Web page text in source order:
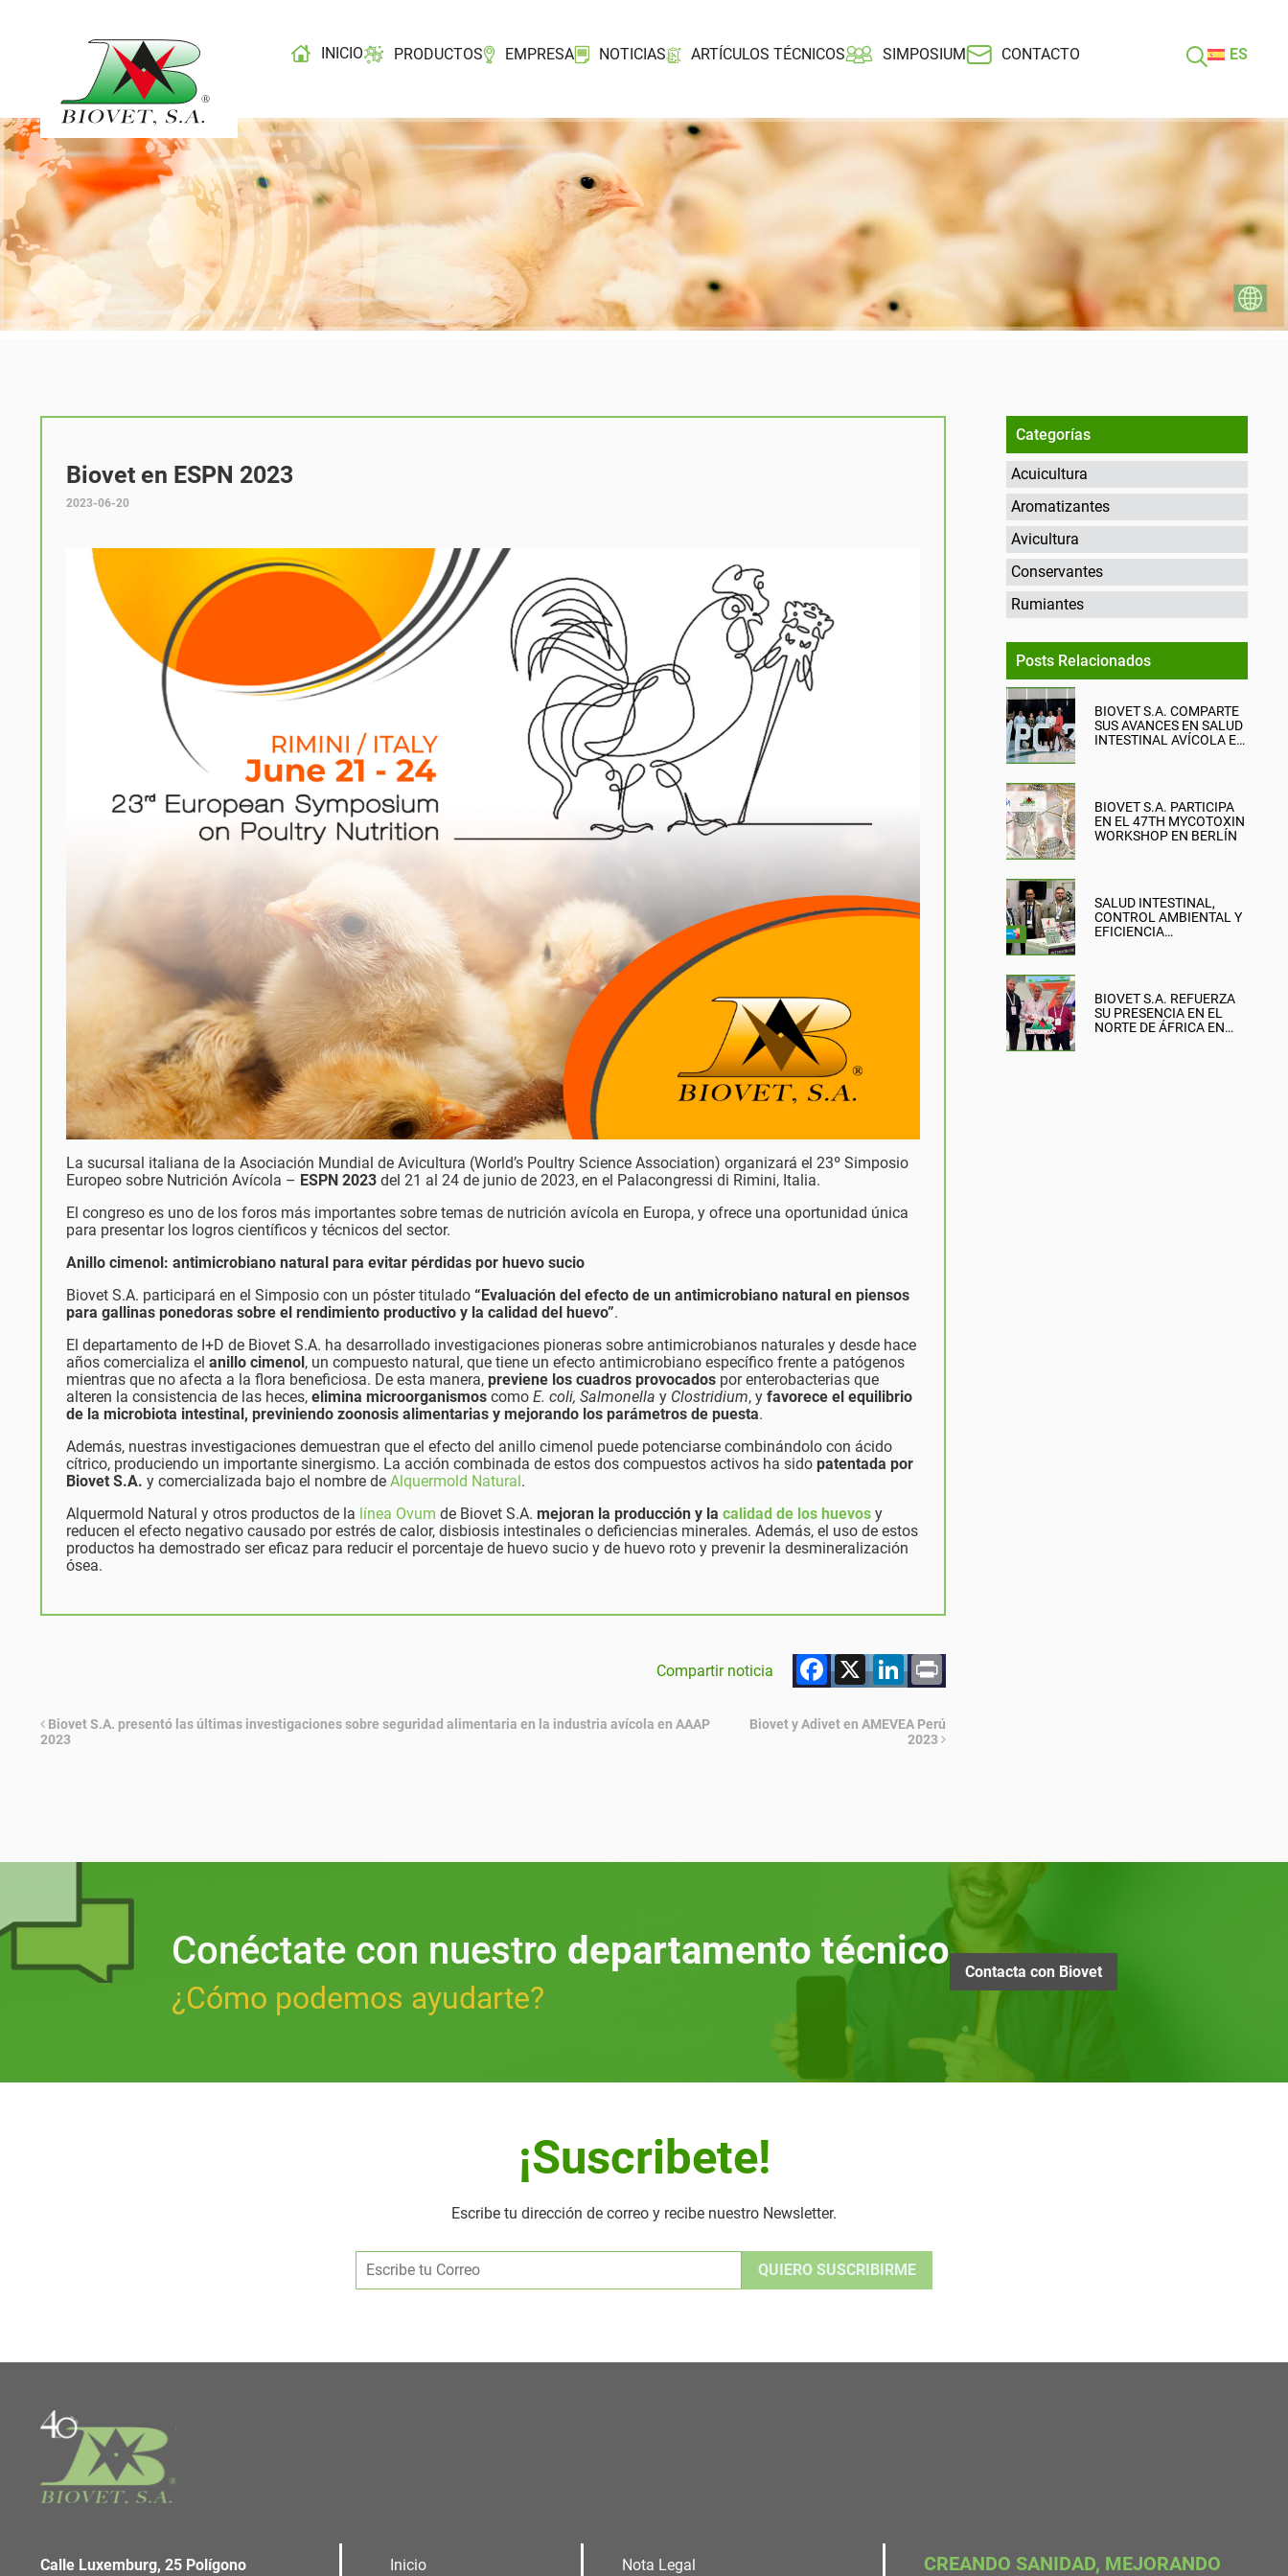
INICIO PRODUCTOS EMPRESA NOTICIAS ARTÍCULOS TÉCNICOS SIMPOSIUM CONTACTO ES
Biovet en ESPN 2023
2023-06-20
La sucursal italiana de la Asociación Mundial de Avicultura (World’s Poultry Science Association) organizará el 23º Simposio
Europeo sobre Nutrición Avícola – ESPN 2023 del 21 al 24 de junio de 2023, en el Palacongressi di Rimini, Italia.
El congreso es uno de los foros más importantes sobre temas de nutrición avícola en Europa, y ofrece una oportunidad única
para presentar los logros científicos y técnicos del sector.
Anillo cimenol: antimicrobiano natural para evitar pérdidas por huevo sucio
Biovet S.A. participará en el Simposio con un póster titulado “Evaluación del efecto de un antimicrobiano natural en piensos
para gallinas ponedoras sobre el rendimiento productivo y la calidad del huevo”.
El departamento de I+D de Biovet S.A. ha desarrollado investigaciones pioneras sobre antimicrobianos naturales y desde hace
años comercializa el anillo cimenol, un compuesto natural, que tiene un efecto antimicrobiano específico frente a patógenos
mientras que no afecta a la flora beneficiosa. De esta manera, previene los cuadros provocados por enterobacterias que
alteren la consistencia de las heces, elimina microorganismos como E. coli, Salmonella y Clostridium, y favorece el equilibrio
de la microbiota intestinal, previniendo zoonosis alimentarias y mejorando los parámetros de puesta.
Además, nuestras investigaciones demuestran que el efecto del anillo cimenol puede potenciarse combinándolo con ácido
cítrico, produciendo un importante sinergismo. La acción combinada de estos dos compuestos activos ha sido patentada por
Biovet S.A. y comercializada bajo el nombre de Alquermold Natural.
Alquermold Natural y otros productos de la línea Ovum de Biovet S.A. mejoran la producción y la calidad de los huevos y
reducen el efecto negativo causado por estrés de calor, disbiosis intestinales o deficiencias minerales. Además, el uso de estos
productos ha demostrado ser eficaz para reducir el porcentaje de huevo sucio y de huevo roto y prevenir la desmineralización
ósea.
Compartir noticia Facebook
X LinkedIn
Print
Biovet S.A. presentó las últimas investigaciones sobre seguridad alimentaria en la industria avícola en AAAP
2023
Biovet y Adivet en AMEVEA Perú
2023
Categorías
Acuicultura
Aromatizantes
Avicultura
Conservantes
Rumiantes
Posts Relacionados
BIOVET S.A. COMPARTE
SUS AVANCES EN SALUD
INTESTINAL AVÍCOLA EN
BIOVET S.A. PARTICIPA
EN EL 47TH MYCOTOXIN
WORKSHOP EN BERLÍN
SALUD INTESTINAL,
CONTROL AMBIENTAL Y
EFICIENCIA
BIOVET S.A. REFUERZA
SU PRESENCIA EN EL
NORTE DE ÁFRICA EN
Conéctate con nuestro departamento técnico
¿Cómo podemos ayudarte?
Contacta con Biovet
¡Suscribete!
Escribe tu dirección de correo y recibe nuestro Newsletter.
Alternative:
Calle Luxemburg, 25 Polígono Inicio Nota Legal
CREANDO SANIDAD, MEJORANDO